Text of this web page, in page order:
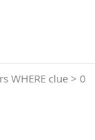
WHERE clue > 0